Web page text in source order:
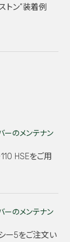
トン”装着例
ーのメンテナン
HSEをご用
ーのメンテナン
ー5をご注文い